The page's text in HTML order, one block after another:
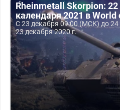
Rheinmetall Skorpion:
календаря 2021 в World
С 23 декабря 09:00 (МСК) до
23 декабря 2020 г.